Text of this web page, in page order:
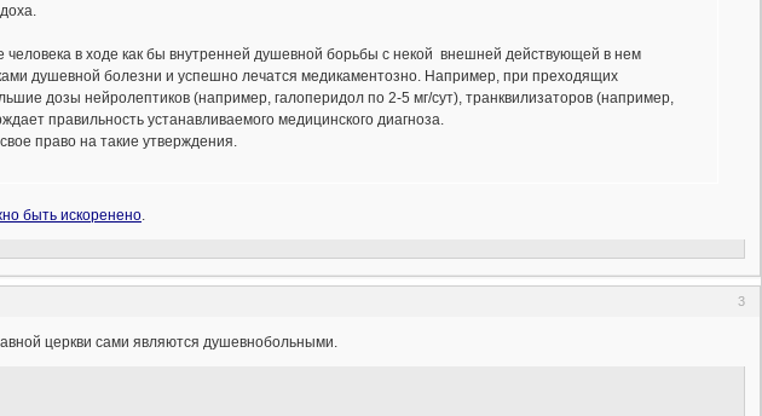
человека в ходе как бы внутренней душевной борьбы с некой внешней действующей в нем
душевной болезни и успешно лечатся медикаментозно. Например, при преходящих
дозы нейролептиков (например, галоперидол по 2-5 мг/сут), транквилизаторов (например,
правильность устанавливаемого медицинского диагноза.
право на такие утверждения.
быть искоренено.
3
церкви сами являются душевнобольными.